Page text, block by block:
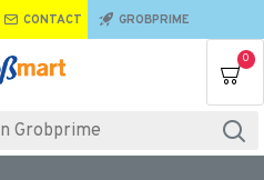
CONTACT GROBPRIME
0